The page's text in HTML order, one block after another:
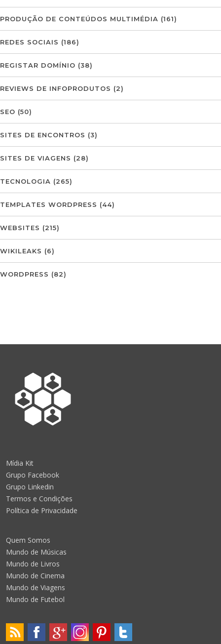
PRODUÇÃO DE CONTEÚDOS MULTIMÉDIA (161)
REDES SOCIAIS (186)
REGISTAR DOMÍNIO (38)
REVIEWS DE INFOPRODUTOS (2)
SEO (50)
SITES DE ENCONTROS (3)
SITES DE VIAGENS (28)
TECNOLOGIA (265)
TEMPLATES WORDPRESS (44)
WEBSITES (215)
WIKILEAKS (6)
WORDPRESS (82)
Mídia Kit
Grupo Facebook
Grupo Linkedin
Termos e Condições
Política de Privacidade
Quem Somos
Mundo de Músicas
Mundo de Livros
Mundo de Cinema
Mundo de Viagens
Mundo de Futebol